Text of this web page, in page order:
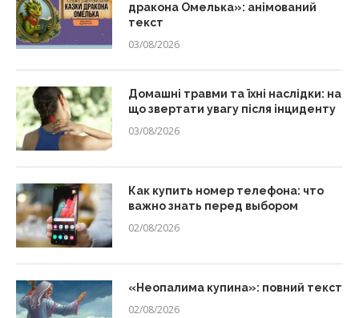
дракона Омелька»: анімований
текст
03/08/2026
Домашні травми та їхні наслідки: на
що звертати увагу після інциденту
03/08/2026
Как купить номер телефона: что
важно знать перед выбором
02/08/2026
«Неопалима купина»: повний текст
02/08/2026